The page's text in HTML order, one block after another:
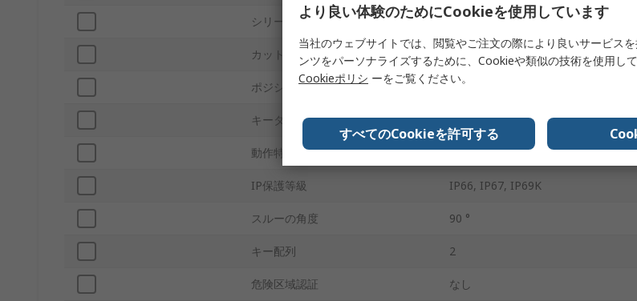
シリーズ SIRIUS ACT 3SU10
カットアウト直径 22mm
ポジション数 3
キータイプ 455
動作特性 ラッチ
IP保護等級 IP66, IP67, IP69K
スルーの角度 90 °
キー配列 2
危険区域認証 なし
より良い体験のためにCookieを使用しています
当社のウェブサイトでは、閲覧やご注文の際により良いサービス
ンツをパーソナライズするために、Cookieや類似の技術を使用し
Cookieポリシ ーをご覧ください。
すべてのCookieを許可する